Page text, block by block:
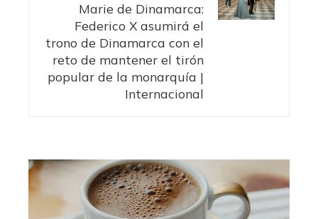
Marie de Dinamarca:
Federico X asumirá el
trono de Dinamarca con el
reto de mantener el tirón
popular de la monarquía |
Internacional